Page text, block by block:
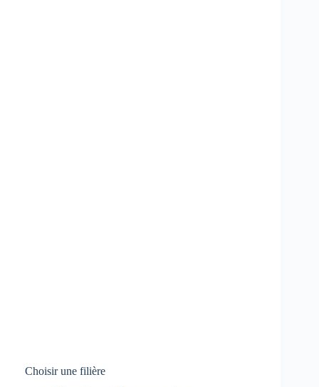
Choisir une filière